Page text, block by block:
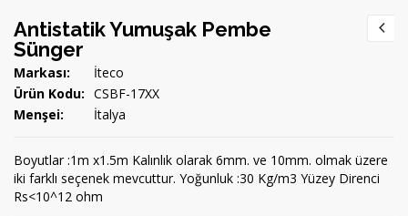
Antistatik Yumuşak Pembe
Sünger
Markası:
İteco
Ürün Kodu: CSBF-17XX
Menşei:
İtalya
Boyutlar :1m x1.5m Kalınlık olarak 6mm. ve 10mm. olmak üzere
iki farklı seçenek mevcuttur. Yoğunluk :30 Kg/m3 Yüzey Direnci
Rs<10^12 ohm